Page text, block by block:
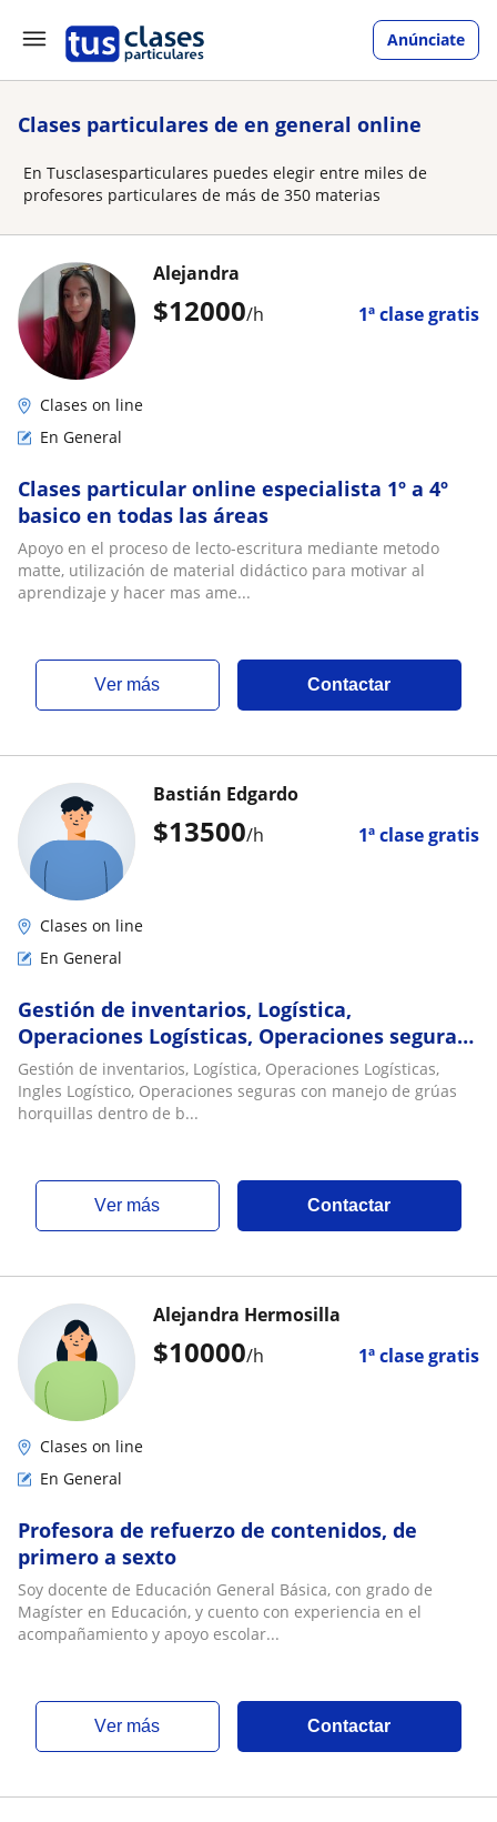
Anúnciate
Clases particulares de en general online
En Tusclasesparticulares puedes elegir entre miles de
profesores particulares de más de 350 materias
$12000/h 1ª clase gratis
Alejandra
Clases on line
En General
Clases particular online especialista 1º a 4º
basico en todas las áreas
Apoyo en el proceso de lecto-escritura mediante metodo
matte, utilización de material didáctico para motivar al
aprendizaje y hacer mas ame...
ver más Contactar
$13500/h 1ª clase gratis
Bastián Edgardo
Clases on line
En General
Gestión de inventarios, Logística,
Operaciones Logísticas, Operaciones seguras
con manejo de grúas horquillas dentro de
bodegas
Gestión de inventarios, Logística, Operaciones Logísticas,
Ingles Logístico, Operaciones seguras con manejo de grúas
horquillas dentro de b...
ver más Contactar
$10000/h 1ª clase gratis
Alejandra Hermosilla
Clases on line
En General
Profesora de refuerzo de contenidos, de
primero a sexto
Soy docente de Educación General Básica, con grado de
Magíster en Educación, y cuento con experiencia en el
acompañamiento y apoyo escolar...
ver más Contactar